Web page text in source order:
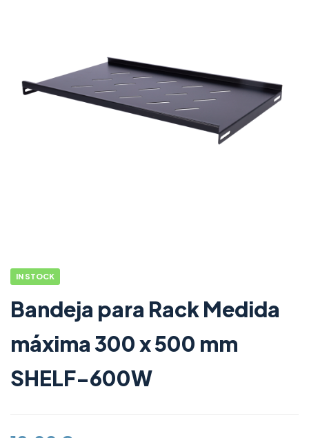
IN STOCK
Bandeja para Rack Medida
máxima 300 x 500 mm
SHELF-600W